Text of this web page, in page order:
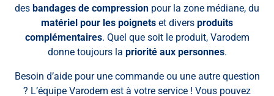
des bandages de compression pour la zone médiane, du
matériel pour les poignets et divers produits
complémentaires. Quel que soit le produit, Varodem
donne toujours la priorité aux personnes.
Besoin d’aide pour une commande ou une autre question
? L’équipe Varodem est à votre service ! Vous pouvez